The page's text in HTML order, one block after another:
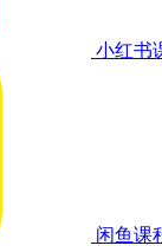
小红书
闲鱼课